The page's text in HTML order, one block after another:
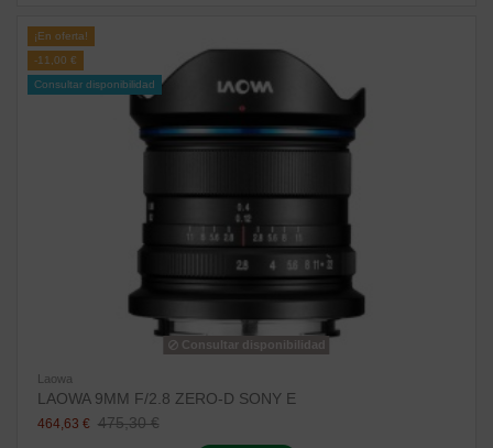
¡En oferta!
-11,00 €
Consultar disponibilidad
Consultar disponibilidad
Laowa
LAOWA 9MM F/2.8 ZERO-D SONY E
464,63 € 475,30 €